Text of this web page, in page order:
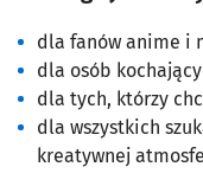
dla fanów anime i
dla osób
dla tych, którzy
dla wszystkich
kreatywnej